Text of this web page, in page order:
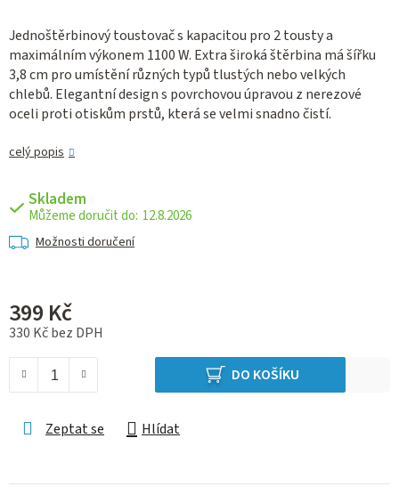
Jednoštěrbinový toustovač s kapacitou pro 2 tousty a
maximálním výkonem 1100 W. Extra široká štěrbina má šířku
3,8 cm pro umístění různých typů tlustých nebo velkých
chlebů. Elegantní design s povrchovou úpravou z nerezové
oceli proti otiskům prstů, která se velmi snadno čistí.
celý popis
Skladem
12.8.2026
Možnosti doručení
399 Kč
330 Kč bez DPH
DO KOŠÍKU
Zeptat se Hlídat